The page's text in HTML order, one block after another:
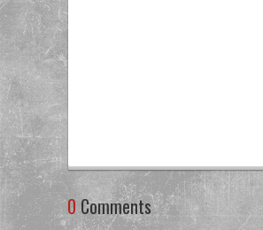
0Comments